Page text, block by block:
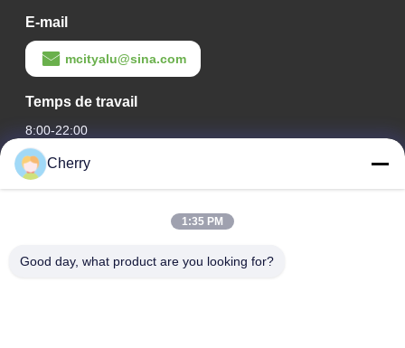
E-mail
mcityalu@sina.com
Temps de travail
8:00-22:00
Notre adresse
Le parc industriel de Hegui, Lishui, Nanhai Foshan
Cherry
1:35 PM
Good day, what product are you looking for?